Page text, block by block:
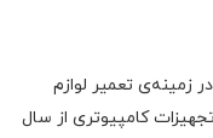
زمینه‌‌ی تعمیر لوازم
کامپیوتری از سال